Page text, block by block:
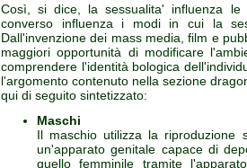
Così, si dice, la sessualita' influenza
converso influenza i modi in cui la
Dall'invenzione dei mass media, film e
maggiori opportunità di modificare
comprendere l'identità bologica
l'argomento contenuto nella sezione
qui di seguito sintetizzato:
Maschi
Il maschio utilizza la riproduzione
un'apparato genitale capace di
quello femminile tramite